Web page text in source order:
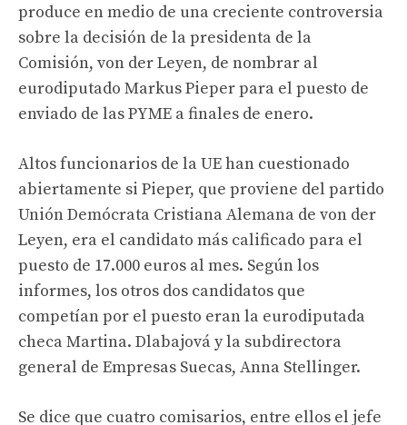
produce en medio de una creciente controversia
sobre la decisión de la presidenta de la
Comisión, von der Leyen, de nombrar al
eurodiputado Markus Pieper para el puesto de
enviado de las PYME a finales de enero.
Altos funcionarios de la UE han cuestionado
abiertamente si Pieper, que proviene del partido
Unión Demócrata Cristiana Alemana de von der
Leyen, era el candidato más calificado para el
puesto de 17.000 euros al mes. Según los
informes, los otros dos candidatos que
competían por el puesto eran la eurodiputada
checa Martina. Dlabajová y la subdirectora
general de Empresas Suecas, Anna Stellinger.
Se dice que cuatro comisarios, entre ellos el jefe